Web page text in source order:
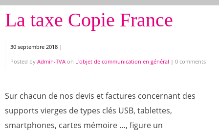
La taxe Copie France
30 septembre 2018 |
Posted by Admin-TVA on L'objet de communication en général | 0 comments
Sur chacun de nos devis et factures concernant des
supports vierges de types clés USB, tablettes,
smartphones, cartes mémoire …, figure un